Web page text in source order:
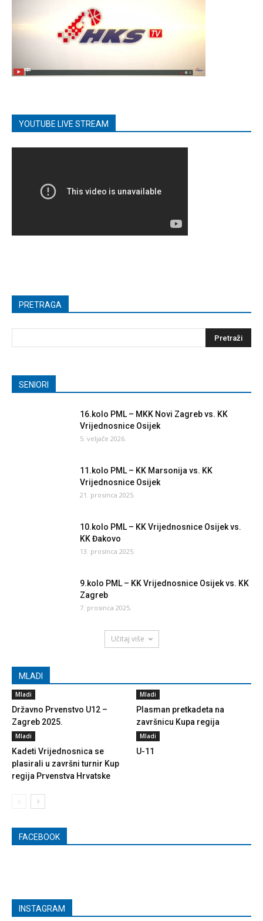
YOUTUBE LIVE STREAM
PRETRAGA
SENIORI
16.kolo PML – MKK Novi Zagreb vs. KK
Vrijednosnice Osijek
5. veljače 2026.
11.kolo PML – KK Marsonija vs. KK
Vrijednosnice Osijek
21. prosinca 2025.
10.kolo PML – KK Vrijednosnice Osijek vs.
KK Đakovo
13. prosinca 2025.
9.kolo PML – KK Vrijednosnice Osijek vs. KK
Zagreb
7. prosinca 2025.
Učitaj više
MLADI
Mladi
Državno Prvenstvo U12 –
Zagreb 2025.
Mladi
Plasman pretkadeta na
završnicu Kupa regija
Mladi
Kadeti Vrijednosnica se
plasirali u završni turnir Kup
regija Prvenstva Hrvatske
Mladi
U-11
FACEBOOK
INSTAGRAM